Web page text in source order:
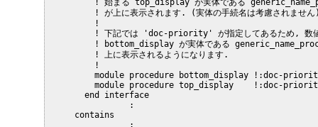
! 始まる top_display が実体である
! が上に表示されます. (実体の手続名は考慮されません
       !
! 下記では 'doc-priority' が指定してあるため, 数
! bottom_display が実体である
       ! 上に表示されるようになります.
       !
module procedure bottom_display !:doc-
module procedure top_display    !:doc-
     end interface
              :
   contains
              :